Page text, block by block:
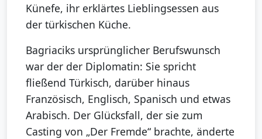
Künefe, ihr erklärtes Lieblingsessen aus
der türkischen Küche.
Bagriaciks ursprünglicher Berufswunsch
war der der Diplomatin: Sie spricht
fließend Türkisch, darüber hinaus
Französisch, Englisch, Spanisch und etwas
Arabisch. Der Glücksfall, der sie zum
Casting von „Der Fremde“ brachte, änderte